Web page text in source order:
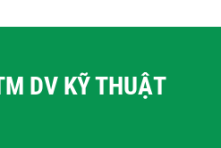
DV KỸ THUẬT